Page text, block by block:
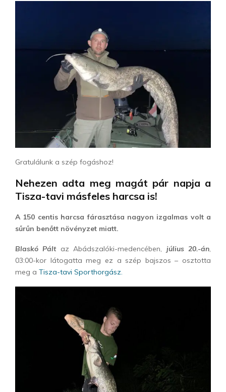
Gratulálunk a szép fogáshoz!
Nehezen adta meg magát pár napja a
Tisza-tavi másfeles harcsa is!
A 150 centis harcsa fárasztása nagyon izgalmas volt a
sűrűn benőtt növényzet miatt.
Blaskó Páltaz Abádszalóki-medencében, július 20.-án,
03:00-kor látogatta meg ez a szép bajszos – osztotta
meg a Tisza-tavi Sporthorgász.